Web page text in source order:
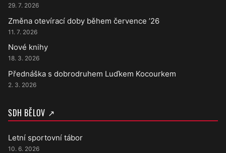
29. 7. 2026
Změna otevírací doby během července ’26
11. 7. 2026
Nové knihy
18. 3. 2026
Přednáška s dobrodruhem Luďkem Kocourkem
2. 3. 2026
SDH BĚLOV ↗
Letní sportovní tábor
10. 6. 2026